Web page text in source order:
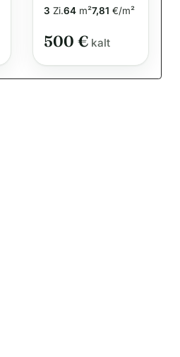
3 Zi.64 m²7,81 €/m²
500 € kalt